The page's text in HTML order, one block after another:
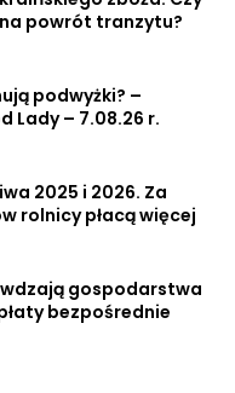
powrót tranzytu?
podwyżki? –
Lady – 7.08.26 r.
2025 i 2026. Za
rolnicy płacą więcej
gospodarstwa
bezpośrednie